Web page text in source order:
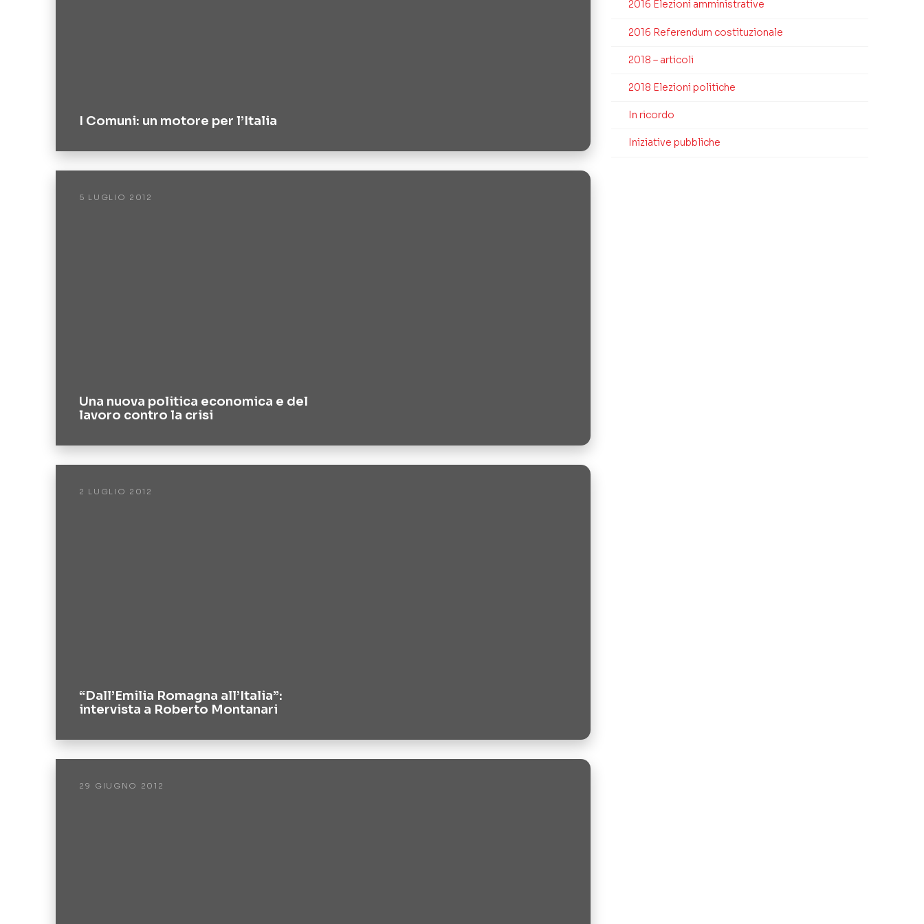
I Comuni: un motore per l’Italia
5 LUGLIO 2012
Una nuova politica economica e del
lavoro contro la crisi
2 LUGLIO 2012
“Dall’Emilia Romagna all’Italia”:
intervista a Roberto Montanari
29 GIUGNO 2012
2016 Elezioni amministrative
2016 Referendum costituzionale
2018 – articoli
2018 Elezioni politiche
In ricordo
Iniziative pubbliche